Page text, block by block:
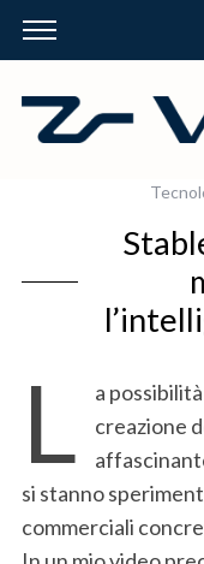
L
a
creazione
si stanno
commerciali